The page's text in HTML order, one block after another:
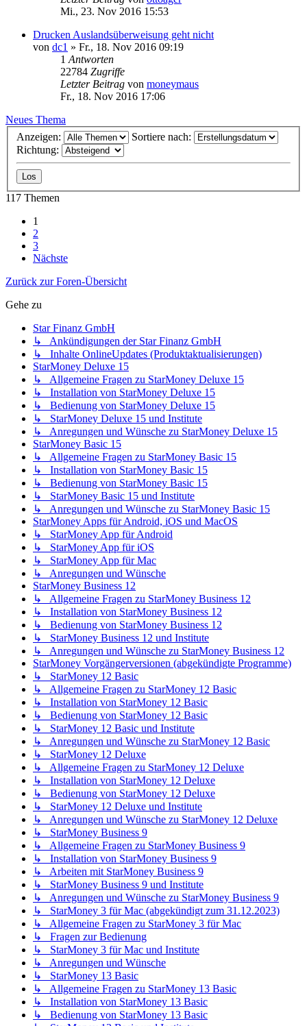
Mi., 23. Nov 2016 15:53
Drucken Auslandsüberweisung geht nicht
von dc1 » Fr., 18. Nov 2016 09:19
1 Antworten
22784 Zugriffe
Letzter Beitrag von moneymaus
Fr., 18. Nov 2016 17:06
Neues Thema
Anzeigen:
Sortiere nach:
Richtung:
117 Themen
1
2
3
Nächste
Zurück zur Foren-Übersicht
Gehe zu
Star Finanz GmbH
↳ Ankündigungen der Star Finanz GmbH
↳ Inhalte OnlineUpdates (Produktaktualisierungen)
StarMoney Deluxe 15
↳ Allgemeine Fragen zu StarMoney Deluxe 15
↳ Installation von StarMoney Deluxe 15
↳ Bedienung von StarMoney Deluxe 15
↳ StarMoney Deluxe 15 und Institute
↳ Anregungen und Wünsche zu StarMoney Deluxe 15
StarMoney Basic 15
↳ Allgemeine Fragen zu StarMoney Basic 15
↳ Installation von StarMoney Basic 15
↳ Bedienung von StarMoney Basic 15
↳ StarMoney Basic 15 und Institute
↳ Anregungen und Wünsche zu StarMoney Basic 15
StarMoney Apps für Android, iOS und MacOS
↳ StarMoney App für Android
↳ StarMoney App für iOS
↳ StarMoney App für Mac
↳ Anregungen und Wünsche
StarMoney Business 12
↳ Allgemeine Fragen zu StarMoney Business 12
↳ Installation von StarMoney Business 12
↳ Bedienung von StarMoney Business 12
↳ StarMoney Business 12 und Institute
↳ Anregungen und Wünsche zu StarMoney Business 12
StarMoney Vorgängerversionen (abgekündigte Programme)
↳ StarMoney 12 Basic
↳ Allgemeine Fragen zu StarMoney 12 Basic
↳ Installation von StarMoney 12 Basic
↳ Bedienung von StarMoney 12 Basic
↳ StarMoney 12 Basic und Institute
↳ Anregungen und Wünsche zu StarMoney 12 Basic
↳ StarMoney 12 Deluxe
↳ Allgemeine Fragen zu StarMoney 12 Deluxe
↳ Installation von StarMoney 12 Deluxe
↳ Bedienung von StarMoney 12 Deluxe
↳ StarMoney 12 Deluxe und Institute
↳ Anregungen und Wünsche zu StarMoney 12 Deluxe
↳ StarMoney Business 9
↳ Allgemeine Fragen zu StarMoney Business 9
↳ Installation von StarMoney Business 9
↳ Arbeiten mit StarMoney Business 9
↳ StarMoney Business 9 und Institute
↳ Anregungen und Wünsche zu StarMoney Business 9
↳ StarMoney 3 für Mac (abgekündigt zum 31.12.2023)
↳ Allgemeine Fragen zu StarMoney 3 für Mac
↳ Fragen zur Bedienung
↳ StarMoney 3 für Mac und Institute
↳ Anregungen und Wünsche
↳ StarMoney 13 Basic
↳ Allgemeine Fragen zu StarMoney 13 Basic
↳ Installation von StarMoney 13 Basic
↳ Bedienung von StarMoney 13 Basic